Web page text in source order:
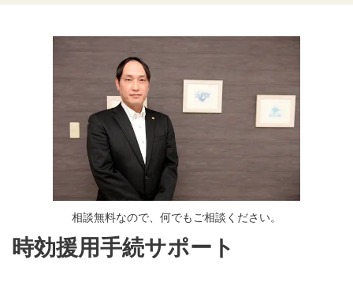
相談無料なので、何でもご相談ください。
時効援用手続サポート